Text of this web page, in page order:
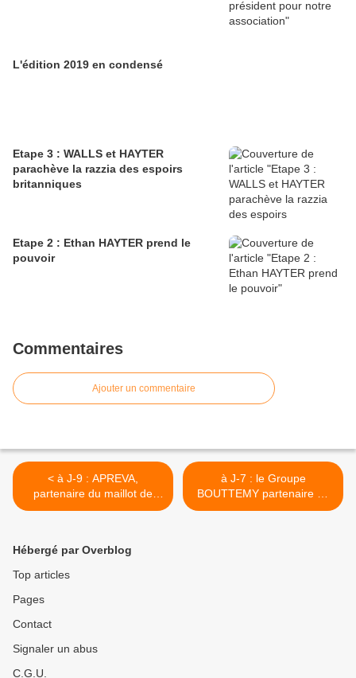
L'édition 2019 en condensé
Etape 3 : WALLS et HAYTER
parachève la razzia des espoirs
britanniques
Etape 2 : Ethan HAYTER prend le
pouvoir
Commentaires
Ajouter un commentaire
< à J-9 : APREVA,
partenaire du maillot de
meilleur espoir
à J-7 : le Groupe
BOUTTEMY partenaire du
maillot à pois >
Hébergé par Overblog
Top articles
Pages
Contact
Signaler un abus
C.G.U.